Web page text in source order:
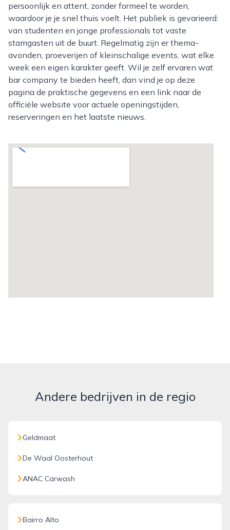
persoonlijk en attent, zonder formeel te worden,
waardoor je je snel thuis voelt. Het publiek is gevarieerd:
van studenten en jonge professionals tot vaste
stamgasten uit de buurt. Regelmatig zijn er thema-
avonden, proeverijen of kleinschalige events, wat elke
week een eigen karakter geeft. Wil je zelf ervaren wat
bar company te bieden heeft, dan vind je op deze
pagina de praktische gegevens en een link naar de
officiële website voor actuele openingstijden,
reserveringen en het laatste nieuws.
Andere bedrijven in de regio
Geldmaat
De Waal Oosterhout
ANAC Carwash
Bairro Alto